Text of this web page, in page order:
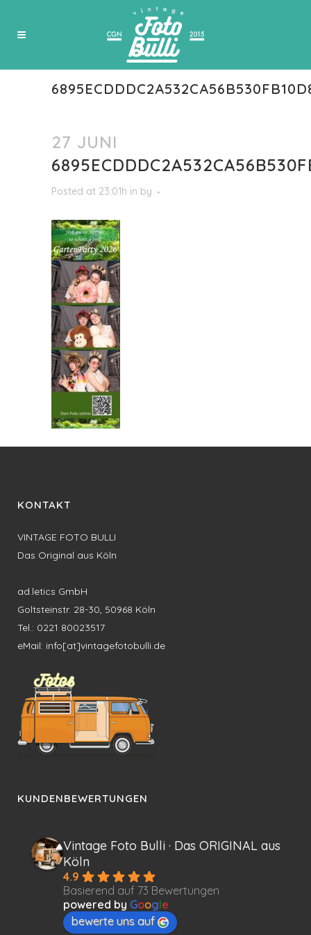
27 JUNI
Posted at 23:01h in by
KONTAKT
VINTAGE FOTO BULLI
Das Original aus Köln
ad.letics GmbH
Goltsteinstr. 28-30, 50968 Köln
Tel.: 0221 80023517
eMail: info[at]vintagefotobulli.de
KUNDENBEWERTUNGEN
Vintage Foto Bulli · Das ORIGINAL aus
Köln
4.9
Basierend auf 73 Bewertungen
powered by Google
bewerte uns auf